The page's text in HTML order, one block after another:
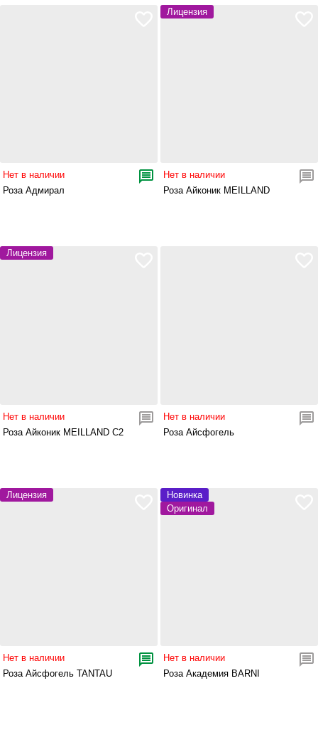
Нет в наличии
Роза Адмирал
Лицензия
Нет в наличии
Роза Айконик MEILLAND
Лицензия
Нет в наличии
Роза Айконик MEILLAND С2
Нет в наличии
Роза Айсфогель
Лицензия
Нет в наличии
Роза Айсфогель TANTAU
Новинка
Оригинал
Нет в наличии
Роза Академия BARNI